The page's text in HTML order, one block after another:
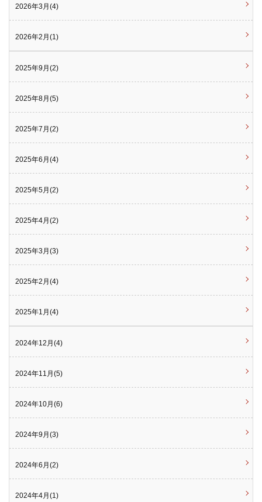
2026年3月(4)
2026年2月(1)
2025年9月(2)
2025年8月(5)
2025年7月(2)
2025年6月(4)
2025年5月(2)
2025年4月(2)
2025年3月(3)
2025年2月(4)
2025年1月(4)
2024年12月(4)
2024年11月(5)
2024年10月(6)
2024年9月(3)
2024年6月(2)
2024年4月(1)